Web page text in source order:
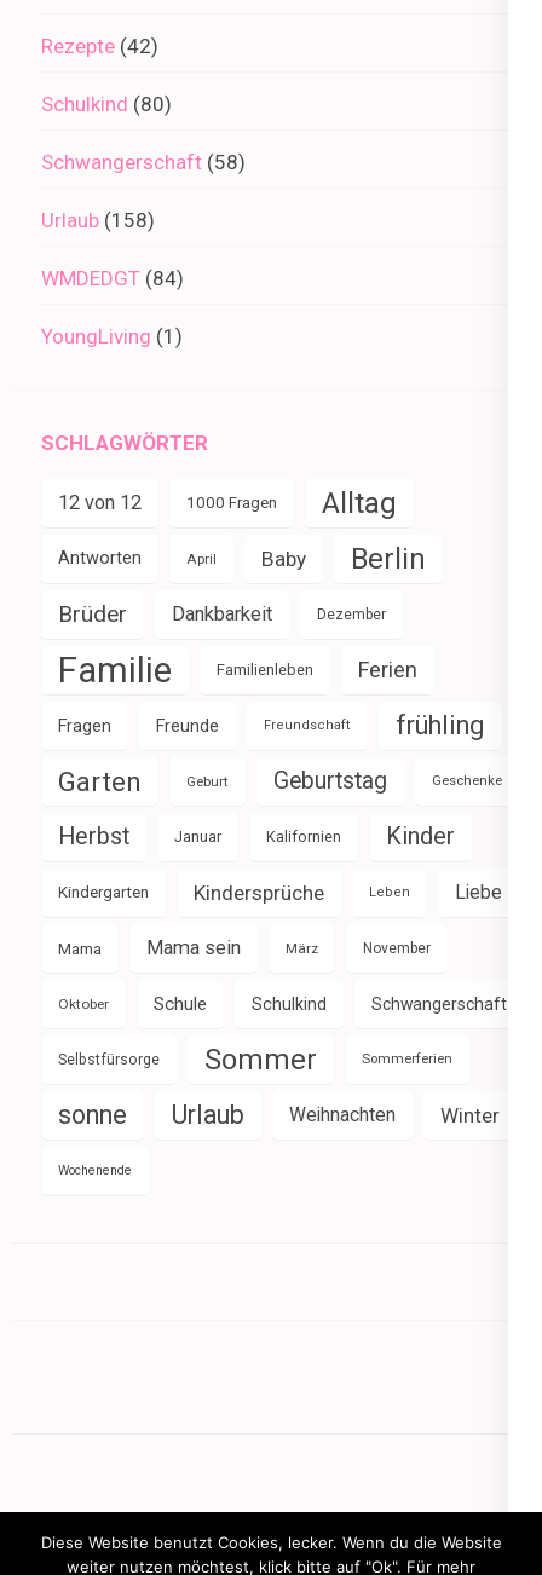
Rezepte (42)
Schulkind (80)
Schwangerschaft (58)
Urlaub (158)
WMDEDGT (84)
YoungLiving (1)
SCHLAGWÖRTER
12 von 12 1000 Fragen Alltag
Antworten April Baby Berlin
Brüder Dankbarkeit Dezember
Familie Familienleben Ferien
Fragen Freunde Freundschaft frühling
Garten Geburt Geburtstag Geschenke
Herbst Januar Kalifornien Kinder
Kindergarten Kindersprüche Leben Liebe
Mama Mama sein März November
Oktober Schule Schulkind Schwangerschaft
Selbstfürsorge Sommer Sommerferien
sonne Urlaub Weihnachten Winter
Wochenende
Diese Website benutzt Cookies, lecker. Wenn du die Website
weiter nutzen möchtest, klick bitte auf "Ok". Für mehr